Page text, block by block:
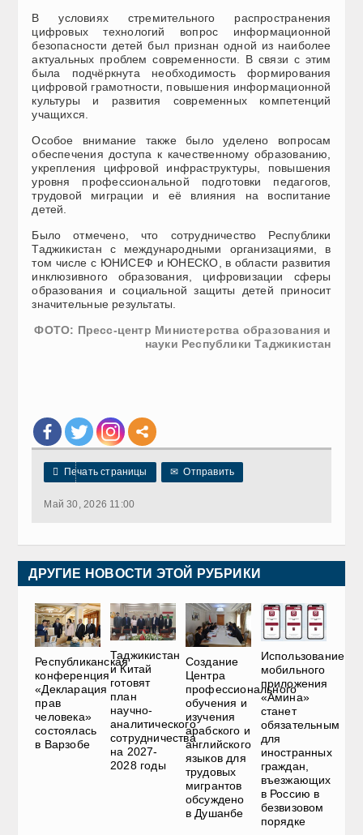
В условиях стремительного распространения
цифровых технологий вопрос информационной
безопасности детей был признан одной из наиболее
актуальных проблем современности. В связи с этим
была подчёркнута необходимость формирования
цифровой грамотности, повышения информационной
культуры и развития современных компетенций
учащихся.
Особое внимание также было уделено вопросам
обеспечения доступа к качественному образованию,
укрепления цифровой инфраструктуры, повышения
уровня профессиональной подготовки педагогов,
трудовой миграции и её влияния на воспитание
детей.
Было отмечено, что сотрудничество Республики
Таджикистан с международными организациями, в
том числе с ЮНИСЕФ и ЮНЕСКО, в области развития
инклюзивного образования, цифровизации сферы
образования и социальной защиты детей приносит
значительные результаты.
ФОТО: Пресс-центр Министерства образования и
науки Республики Таджикистан
 Печать страницы ✉ Отправить
Май 30, 2026 11:00
ДРУГИЕ НОВОСТИ ЭТОЙ РУБРИКИ
Республиканская
конференция
«Декларация
прав
человека»
состоялась
в Варзобе
Таджикистан
и Китай
готовят
план
научно-
аналитического
сотрудничества
на 2027-
2028 годы
Создание
Центра
профессионального
обучения и
изучения
арабского и
английского
языков для
трудовых
мигрантов
обсуждено
в Душанбе
Использование
мобильного
приложения
«Амина»
станет
обязательным
для
иностранных
граждан,
въезжающих
в Россию в
безвизовом
порядке